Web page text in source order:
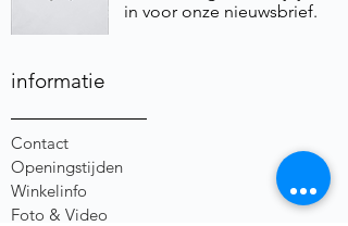
in voor onze nieuwsbrief.
informatie
Contact
Openingstijden
Winkelinfo
Foto & Video